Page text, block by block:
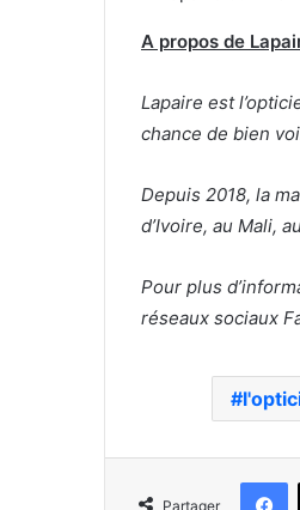
A propos de
Lapaire est
chance de bien
Depuis 2018, la
d’Ivoire, au Mali,
Pour plus
réseaux sociaux
Partager